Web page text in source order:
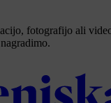
fotografijo ali